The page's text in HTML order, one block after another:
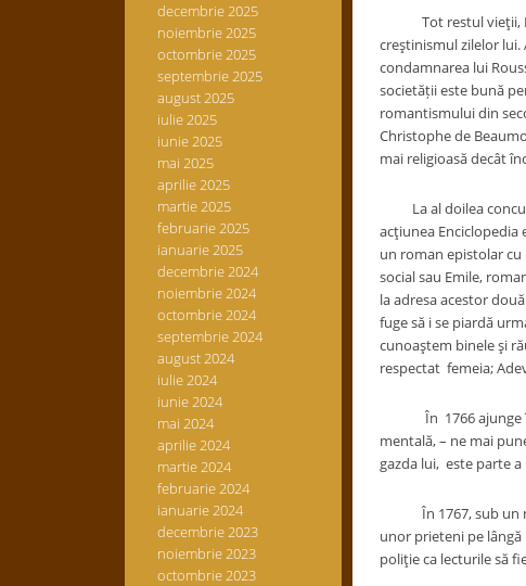
decembrie 2025
noiembrie 2025
octombrie 2025
septembrie 2025
august 2025
iulie 2025
iunie 2025
mai 2025
aprilie 2025
martie 2025
februarie 2025
ianuarie 2025
decembrie 2024
noiembrie 2024
octombrie 2024
septembrie 2024
august 2024
iulie 2024
iunie 2024
mai 2024
aprilie 2024
martie 2024
februarie 2024
ianuarie 2024
decembrie 2023
noiembrie 2023
octombrie 2023
Tot restul vieţii,
creştinismul zilelor
condamnarea lui
societății este bună
romantismului din
Christophe de
mai religioasă decât
La al doilea concurs
acţiunea
un roman epistolar
social sau Emile,
la adresa acestor
fuge să i se piardă
cunoaştem binele şi
respectat femeia;
În 1766 ajunge în
mentală, – ne mai
gazda lui, este parte
În 1767, sub un
unor prieteni pe lângă
poliţie ca lecturile să